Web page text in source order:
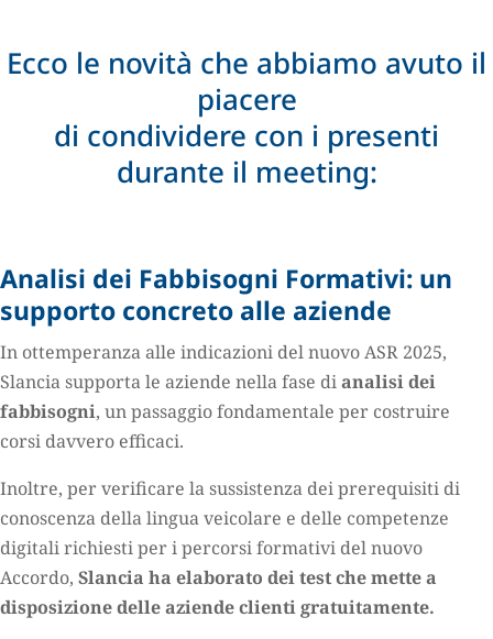
Ecco le novità che abbiamo avuto il
piacere
di condividere con i presenti
durante il meeting:
Analisi dei Fabbisogni Formativi: un
supporto concreto alle aziende
In ottemperanza alle indicazioni del nuovo ASR 2025,
Slancia supporta le aziende nella fase dianalisi dei
fabbisogni, un passaggio fondamentale per costruire
corsi davvero efficaci.
Inoltre, per verificare la sussistenza dei prerequisiti di
conoscenza della lingua veicolare e delle competenze
digitali richiesti per i percorsi formativi del nuovo
Accordo, Slancia ha elaborato dei test che mette a
disposizione delle aziende clienti gratuitamente.